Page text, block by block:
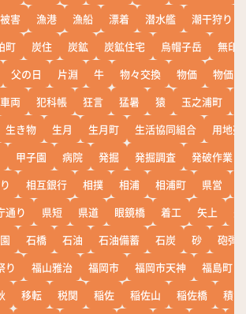
害 漁港 漁船 漂着 潜水艦
潮干狩り
町 炭住 炭鉱 炭鉱住宅 烏帽子岳
無印
父の日 片淵 牛 物々交換 物価
物価高
両 犯科帳 狂言 猛暑 猿 玉之浦町
生き物 生月 生月町 生活協同組合
用地売
甲子園 病院 発掘 発掘調査
発破作業
相互銀行 相撲 相浦 相浦町 県営
通り 県短 県道 眼鏡橋 着工 矢上
石橋 石油 石油備蓄 石炭 砂
砲弾
り 福山雅治 福岡市 福岡市天神
福島町
移転 税関 稲佐 稲佐山 稲佐橋
積雪